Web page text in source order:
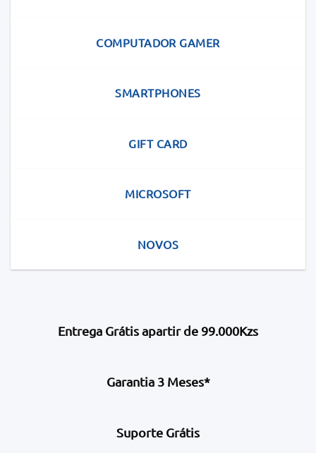
COMPUTADOR GAMER
SMARTPHONES
GIFT CARD
MICROSOFT
NOVOS
Entrega Grátis apartir de 99.000Kzs
Garantia 3 Meses*
Suporte Grátis